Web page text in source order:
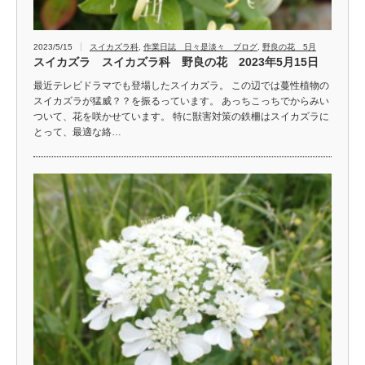
2023/5/15 スイカズラ科 作業日誌 日々是淡々 ブログ 野良の花 5月
スイカズラ スイカズラ科 野良の花 2023年5月15日
最近テレビドラマでも登場したスイカズラ。 この辺では蔓性植物の
スイカズラが猛威？？を振るっています。 あっちこっちでからみい
ついて、花を咲かせています。 特に獣害対策の鉄柵はスイカズラに
とって、最適な絡…